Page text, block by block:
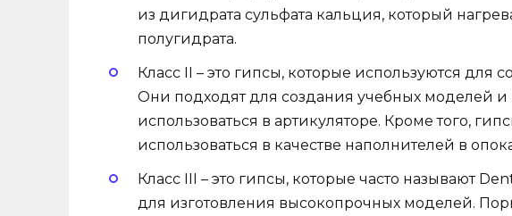
из дигидрата сульфата кальция, который
полугидрата.
Класс II – это гипсы, которые используются для
Они подходят для создания учебных моделей и
использоваться в артикуляторе. Кроме того,
использоваться в качестве наполнителей в
Класс III – это гипсы, которые часто называют
для изготовления высокопрочных моделей.